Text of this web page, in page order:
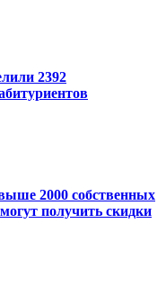
2392
2000 собственных
получить скидки